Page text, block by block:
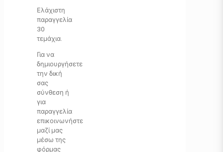
Ελάχιστη
παραγγελία
30
τεμάχια.
Για να
δημιουργήσετε
την δική
σας
σύνθεση ή
για
παραγγελία
επικοινωνήστε
μαζί μας
μέσω της
φόρμας